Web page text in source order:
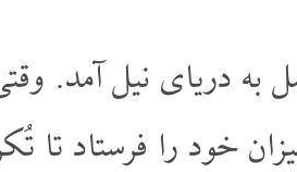
دریای نیل آمد.
خود را فرستاد تا